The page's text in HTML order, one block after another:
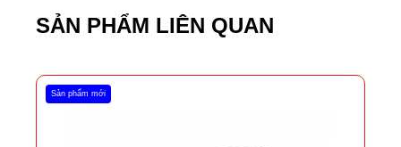
SẢN PHẨM LIÊN QUAN
Sản phẩm mới